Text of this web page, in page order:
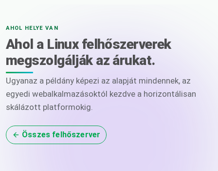
AHOL HELYE VAN
Ahol a Linux felhőszerverek
megszolgálják az árukat.
Ugyanaz a példány képezi az alapját mindennek, az
egyedi webalkalmazásoktól kezdve a horizontálisan
skálázott platformokig.
Összes felhőszerver